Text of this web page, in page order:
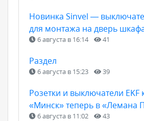
Новинка Sinvel —
для монтажа на дверь
6 августа в 16:14 41
Раздел
6 августа в 15:23 39
Розетки и выключатели EKF
«Минск» теперь в «Лемана
6 августа в 11:02 43